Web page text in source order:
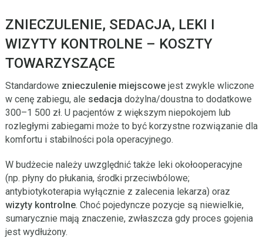
ZNIECZULENIE, SEDACJA, LEKI I
WIZYTY KONTROLNE – KOSZTY
TOWARZYSZĄCE
Standardowe znieczulenie miejscowejest zwykle wliczone
w cenę zabiegu, ale sedacja dożylna/doustna to dodatkowe
300–1 500 zł. U pacjentów z większym niepokojem lub
rozległymi zabiegami może to być korzystne rozwiązanie dla
komfortu i stabilności pola operacyjnego.
W budżecie należy uwzględnić także leki okołooperacyjne
(np. płyny do płukania, środki przeciwbólowe;
antybiotykoterapia wyłącznie z zalecenia lekarza) oraz
wizyty kontrolne. Choć pojedyncze pozycje są niewielkie,
sumarycznie mają znaczenie, zwłaszcza gdy proces gojenia
jest wydłużony.